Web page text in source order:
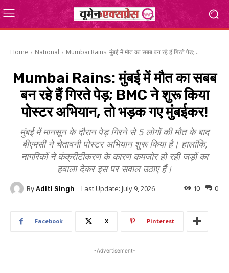
Home National Mumbai Rains: मुंबई में मौत का सबब बन रहे हैं गिरते पेड़;...
Mumbai Rains: मुंबई में मौत का सबब
बन रहे हैं गिरते पेड़; BMC ने शुरू किया
पोस्टर अभियान, तो भड़क गए मुंबईकर!
मुंबई में मानसून के दौरान पेड़ गिरने से 5 लोगों की मौत के बाद
बीएमसी ने चेतावनी पोस्टर अभियान शुरू किया है। हालांकि,
नागरिकों ने कंक्रीटीकरण के कारण कमजोर हो रही जड़ों का
हवाला देकर इस पर सवाल उठाए हैं।
By Aditi Singh Last Update: July 9, 2026 0
10
Facebook X Pinterest
-Advertisement-